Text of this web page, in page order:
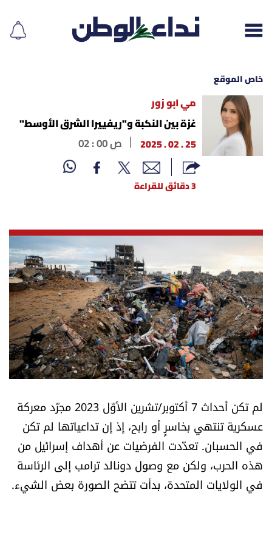
إقرأ الجريدة
لبنان
محليات
أسرار
متفرقات
نداء القرّاء
خاص الموقع
كتّابنا
تحت المجهر
آراء
خاص الموقع
مي ابو زور
غزة بين النكبة و"ريفييرا الشرق الأوسط"
25 . 02 . 2025
02 : 00 ص
3 دقائق للقراءة
لم تكن أحداث 7 أكتوبر/تشرين الأوّل 2023 مجرّد معركة
عسكرية تنتهي بخاسرٍ أو رابح، إذ إن تداعياتها لم تكن
في الحسبان. تعدّدت الفرضيات عن أهداف إسرائيل من
هذه الحرب، ولكن مع وصول دونالد ترامب إلى الرئاسة
في الولايات المتحدة، بدأت تتضح الصورة بعض الشيء.